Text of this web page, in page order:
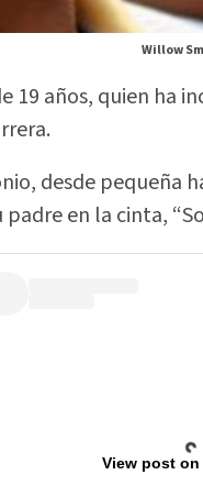
Willow
19 años, quien ha
desde pequeña
en la cinta,
View post